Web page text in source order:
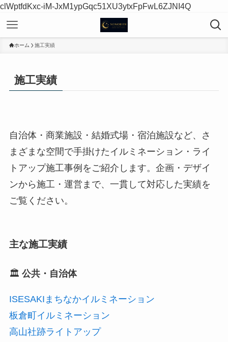
clWptfdKxc-iM-JxM1ypGqc51XU3ytxFpFwL6ZJNI4Q
ホーム 施工実績
施工実績
自治体・商業施設・結婚式場・宿泊施設など、さ
まざまな空間で手掛けたイルミネーション・ライ
トアップ施工事例をご紹介します。企画・デザイ
ンから施工・運営まで、一貫して対応した実績を
ご覧ください。
主な施工実績
🏛 公共・自治体
ISESAKIまちなかイルミネーション
板倉町イルミネーション
高山社跡ライトアップ